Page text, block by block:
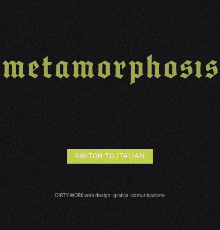
SWITCH TO ITALIAN
DIRTY WORK web design · grafica · comunicazione